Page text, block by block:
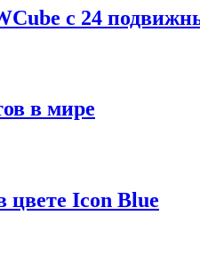
с 24
в мире
цвете Icon Blue